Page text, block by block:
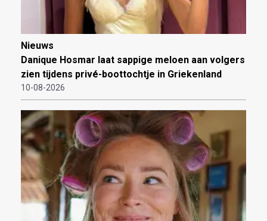
Nieuws
Danique Hosmar laat sappige meloen aan volgers
zien tijdens privé-boottochtje in Griekenland
10-08-2026